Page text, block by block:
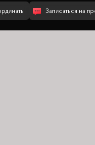
Записаться на